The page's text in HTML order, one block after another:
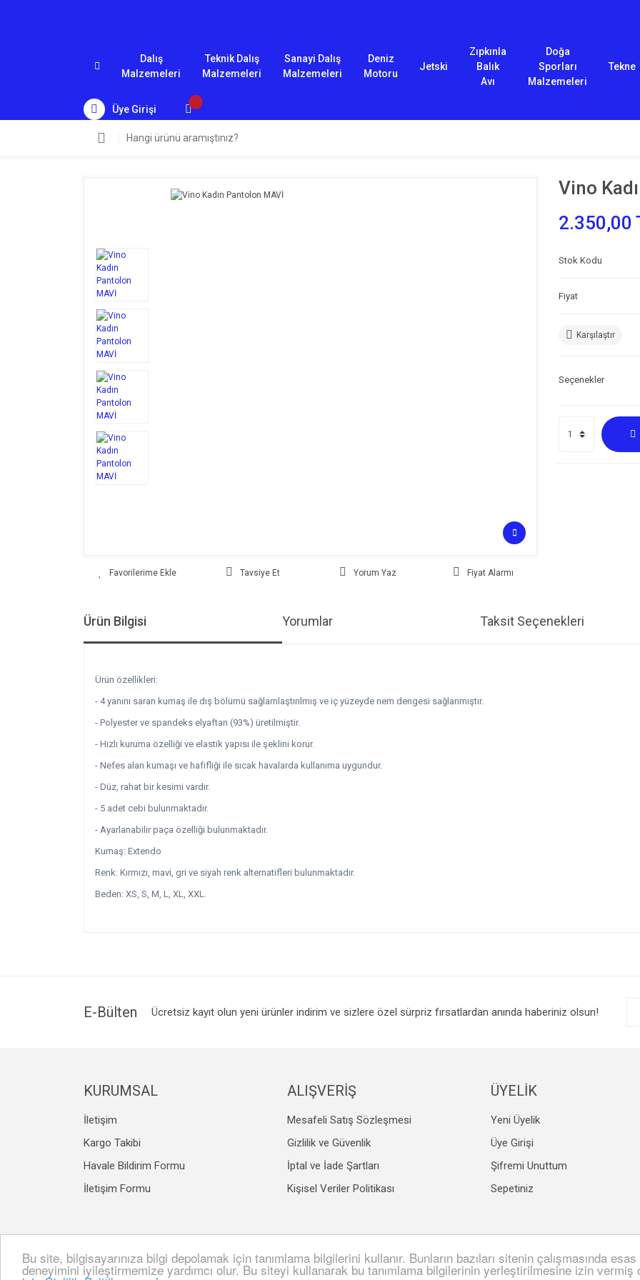
Bu site, bilgisayarınıza bilgi depolamak için tanımlama bilgilerini kullanır. Bunların bazıları sitenin çalışmasında
deneyimini iyileştirmemize yardımcı olur. Bu siteyi kullanarak bu tanımlama bilgilerinin yerleştirilmesine izin vermiş
Dalış
Malzemeleri
Teknik Dalış
Malzemeleri
Sanayi Dalış
Malzemeleri
Deniz
Motoru
Jetski
Zıpkınla
Balık
Avı
Doğa
Sporları
Malzemeleri
Tekne
Üye Girişi
Tavsiye Et Yorum Yaz Fiyat Alarmı
Vino
2.350,00
Stok Kodu
Fiyat
Karşılaştır
Seçenekler
Ürün Bilgisi Yorumlar Taksit Seçenekleri
Ürün özellikleri:
- 4 yanını saran kumaş ile dış bölümü sağlamlaştırılmış ve iç yüzeyde nem dengesi sağlanmıştır.
- Polyester ve spandeks elyaftan (93%) üretilmiştir.
- Hızlı kuruma özelliği ve elastik yapısı ile şeklini korur.
- Nefes alan kumaşı ve hafifliği ile sıcak havalarda kullanıma uygundur.
- Düz, rahat bir kesimi vardır.
- 5 adet cebi bulunmaktadır.
- Ayarlanabilir paça özelliği bulunmaktadır.
Kumaş: Extendo
Renk: Kırmızı, mavi, gri ve siyah renk alternatifleri bulunmaktadır.
Beden: XS, S, M, L, XL, XXL.
Ürün bilgilerinde hatalar bulunuyor.
Gönder
E-Bülten Ücretsiz kayıt olun yeni ürünler indirim ve sizlere özel sürpriz fırsatlardan anında haberiniz olsun!
KURUMSAL
İletişim
Kargo Takibi
Havale Bildirim Formu
İletişim Formu
ALIŞVERİŞ
Mesafeli Satış Sözleşmesi
Gizlilik ve Güvenlik
İptal ve İade Şartları
Kişisel Veriler Politikası
ÜYELİK
Yeni Üyelik
Üye Girişi
Şifremi Unuttum
Sepetiniz
© Tüm hakları saklıdır. Kredi kartı bilgileriniz 256bit SSL sertifikası ile korunmaktadır.